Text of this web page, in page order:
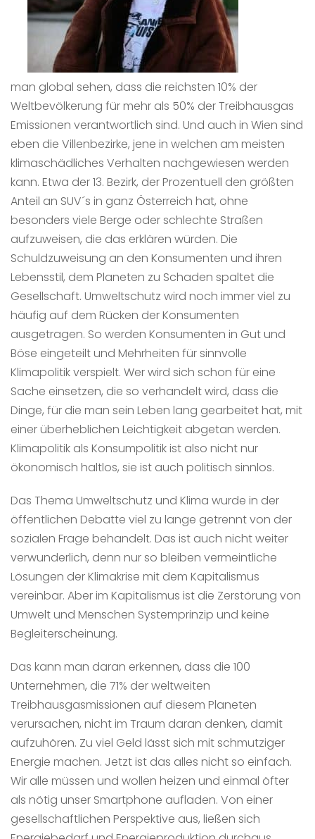
man global sehen, dass die reichsten 10% der
Weltbevölkerung für mehr als 50% der Treibhausgas
Emissionen verantwortlich sind. Und auch in Wien sind
eben die Villenbezirke, jene in welchen am meisten
klimaschädliches Verhalten nachgewiesen werden
kann. Etwa der 13. Bezirk, der Prozentuell den größten
Anteil an SUV´s in ganz Österreich hat, ohne
besonders viele Berge oder schlechte Straßen
aufzuweisen, die das erklären würden. Die
Schuldzuweisung an den Konsumenten und ihren
Lebensstil, dem Planeten zu Schaden spaltet die
Gesellschaft. Umweltschutz wird noch immer viel zu
häufig auf dem Rücken der Konsumenten
ausgetragen. So werden Konsumenten in Gut und
Böse eingeteilt und Mehrheiten für sinnvolle
Klimapolitik verspielt. Wer wird sich schon für eine
Sache einsetzen, die so verhandelt wird, dass die
Dinge, für die man sein Leben lang gearbeitet hat, mit
einer überheblichen Leichtigkeit abgetan werden.
Klimapolitik als Konsumpolitik ist also nicht nur
ökonomisch haltlos, sie ist auch politisch sinnlos.
Das Thema Umweltschutz und Klima wurde in der
öffentlichen Debatte viel zu lange getrennt von der
sozialen Frage behandelt. Das ist auch nicht weiter
verwunderlich, denn nur so bleiben vermeintliche
Lösungen der Klimakrise mit dem Kapitalismus
vereinbar. Aber im Kapitalismus ist die Zerstörung von
Umwelt und Menschen Systemprinzip und keine
Begleiterscheinung.
Das kann man daran erkennen, dass die 100
Unternehmen, die 71% der weltweiten
Treibhausgasmissionen auf diesem Planeten
verursachen, nicht im Traum daran denken, damit
aufzuhören. Zu viel Geld lässt sich mit schmutziger
Energie machen. Jetzt ist das alles nicht so einfach.
Wir alle müssen und wollen heizen und einmal öfter
als nötig unser Smartphone aufladen. Von einer
gesellschaftlichen Perspektive aus, ließen sich